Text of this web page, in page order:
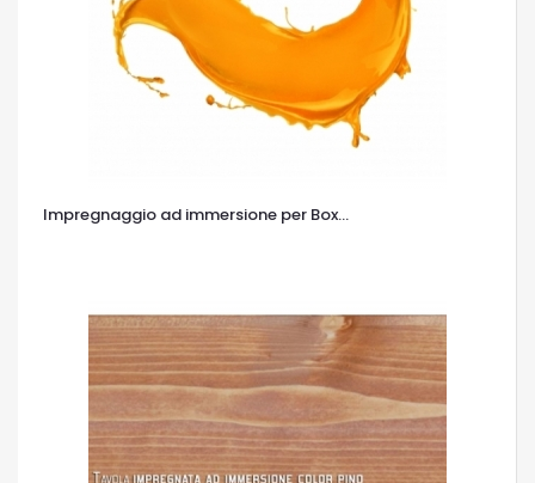
Impregnaggio ad immersione per Box...